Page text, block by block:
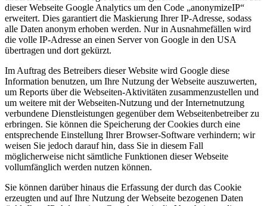
dieser Webseite Google Analytics um den Code „anonymizeIP“
erweitert. Dies garantiert die Maskierung Ihrer IP-Adresse, sodass
alle Daten anonym erhoben werden. Nur in Ausnahmefällen wird
die volle IP-Adresse an einen Server von Google in den USA
übertragen und dort gekürzt.
Im Auftrag des Betreibers dieser Website wird Google diese
Information benutzen, um Ihre Nutzung der Webseite auszuwerten,
um Reports über die Webseiten-Aktivitäten zusammenzustellen und
um weitere mit der Webseiten-Nutzung und der Internetnutzung
verbundene Dienstleistungen gegenüber dem Webseitenbetreiber zu
erbringen. Sie können die Speicherung der Cookies durch eine
entsprechende Einstellung Ihrer Browser-Software verhindern; wir
weisen Sie jedoch darauf hin, dass Sie in diesem Fall
möglicherweise nicht sämtliche Funktionen dieser Webseite
vollumfänglich werden nutzen können.
Sie können darüber hinaus die Erfassung der durch das Cookie
erzeugten und auf Ihre Nutzung der Webseite bezogenen Daten